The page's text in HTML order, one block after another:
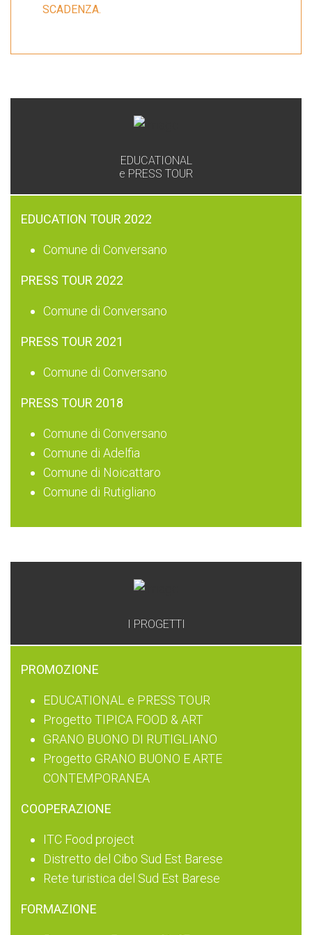
SCADENZA.
EDUCATIONAL
e PRESS TOUR
EDUCATION TOUR 2022
Comune di Conversano
PRESS TOUR 2022
Comune di Conversano
PRESS TOUR 2021
Comune di Conversano
PRESS TOUR 2018
Comune di Conversano
Comune di Adelfia
Comune di Noicattaro
Comune di Rutigliano
I PROGETTI
PROMOZIONE
EDUCATIONAL e PRESS TOUR
Progetto TIPICA FOOD & ART
GRANO BUONO DI RUTIGLIANO
Progetto GRANO BUONO E ARTE
CONTEMPORANEA
COOPERAZIONE
ITC Food project
Distretto del Cibo Sud Est Barese
Rete turistica del Sud Est Barese
FORMAZIONE